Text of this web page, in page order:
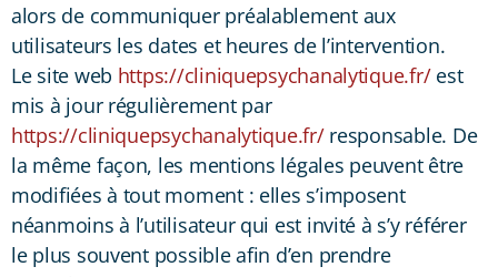
alors de communiquer préalablement aux
utilisateurs les dates et heures de l’intervention.
Le site web https://cliniquepsychanalytique.fr/est
mis à jour régulièrement par
https://cliniquepsychanalytique.fr/responsable. De
la même façon, les mentions légales peuvent être
modifiées à tout moment : elles s’imposent
néanmoins à l’utilisateur qui est invité à s’y référer
le plus souvent possible afin d’en prendre